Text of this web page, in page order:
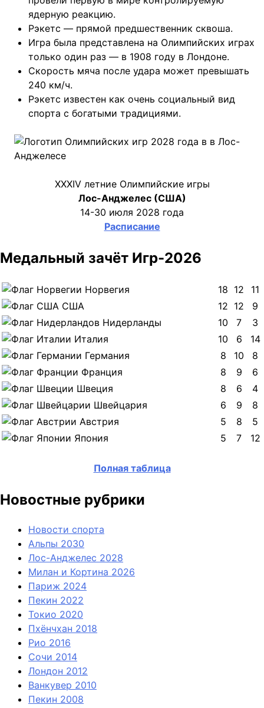
ядерную реакцию.
Рэкетс — прямой предшественник сквоша.
Игра была представлена на Олимпийских играх
только один раз — в 1908 году в Лондоне.
Скорость мяча после удара может превышать
240 км/ч.
Рэкетс известен как очень социальный вид
спорта с богатыми традициями.
XXXIV летние Олимпийские игры
Лос-Анджелес (США)
14-30 июля 2028 года
Расписание
Медальный зачёт Игр-2026
Норвегия 18 12
11
США
12 12
9
Нидерланды
10 7
3
Италия
10 6
14
Германия
8 10
8
Франция
8 9
6
Швеция
8 6
4
Швейцария
6 9
8
Австрия
5 8
5
Япония
5 7 12
Полная таблица
Новостные рубрики
Новости спорта
Альпы 2030
Лос-Анджелес 2028
Милан и Кортина 2026
Париж 2024
Пекин 2022
Токио 2020
Пхёнчхан 2018
Рио 2016
Сочи 2014
Лондон 2012
Ванкувер 2010
Пекин 2008